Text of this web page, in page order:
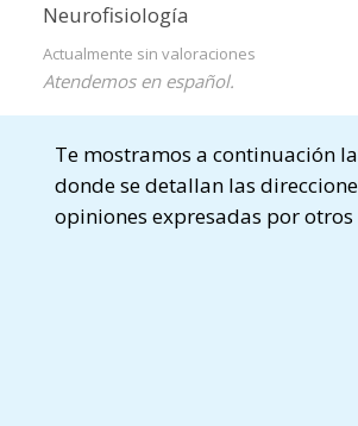
Neurofisiología
Actualmente sin valoraciones
Atendemos en español.
Te mostramos a continuación
donde se detallan las
opiniones expresadas por otros